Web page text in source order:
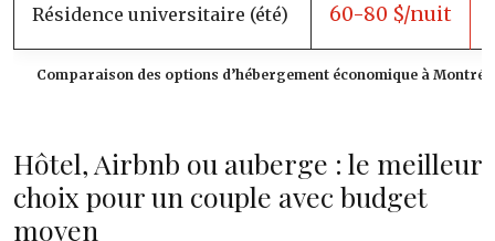
Comparaison des options d’hébergement économique à
Résidence universitaire (été) 60-80 $/nuit
Hôtel, Airbnb ou auberge : le meilleur
choix pour un couple avec budget
moyen